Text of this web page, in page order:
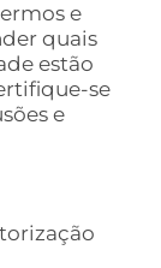
e
quais
estão
se
e